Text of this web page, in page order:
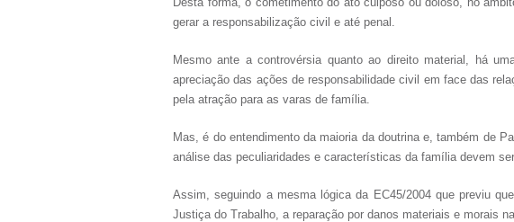
gerar a responsabilização civil e até penal.
Mesmo ante a controvérsia quanto ao direito material, há
apreciação das ações de responsabilidade civil em face das
pela atração para as varas de família.
Mas, é do entendimento da maioria da doutrina e, também de
análise das peculiaridades e características da família devem
Assim, seguindo a mesma lógica da EC45/2004 que previu
Justiça do Trabalho, a reparação por danos materiais e morais